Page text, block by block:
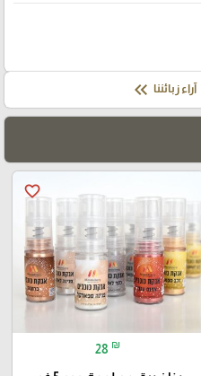
آراء زبائننا keyboard_double_arrow_left
favorite_border
28 ₪